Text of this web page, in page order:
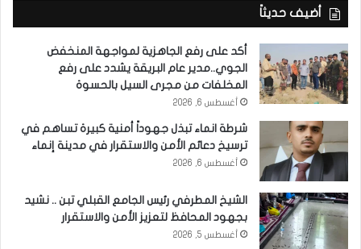
أضيف حديثاً
أكد على رفع الجاهزية لمواجهة المنخفض
الجوي..مدير عام البريقة يشدد على رفع
المخلفات من مجرى السيل بالحسوة
أغسطس 6, 2026
شرطة انماء تبذل جهوداً أمنية كبيرة تساهم في
ترسيخ دعائم الأمن والاستقرار في مدينة إنماء
أغسطس 6, 2026
الشيخ المطرفي رئيس الجامع القبلي تبن .. نشيد
بجهود المحافظ لتعزيز الأمن والاستقرار
أغسطس 5, 2026